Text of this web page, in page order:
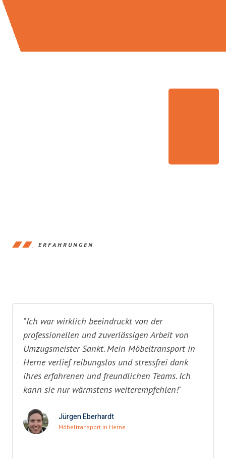
ERFAHRUNGEN
"Ich war wirklich beeindruckt von der
professionellen und zuverlässigen Arbeit von
Umzugsmeister Sankt. Mein Möbeltransport in
Herne verlief reibungslos und stressfrei dank
ihres erfahrenen und freundlichen Teams. Ich
kann sie nur wärmstens weiterempfehlen!"
Jürgen Eberhardt
Möbeltransport in Herne